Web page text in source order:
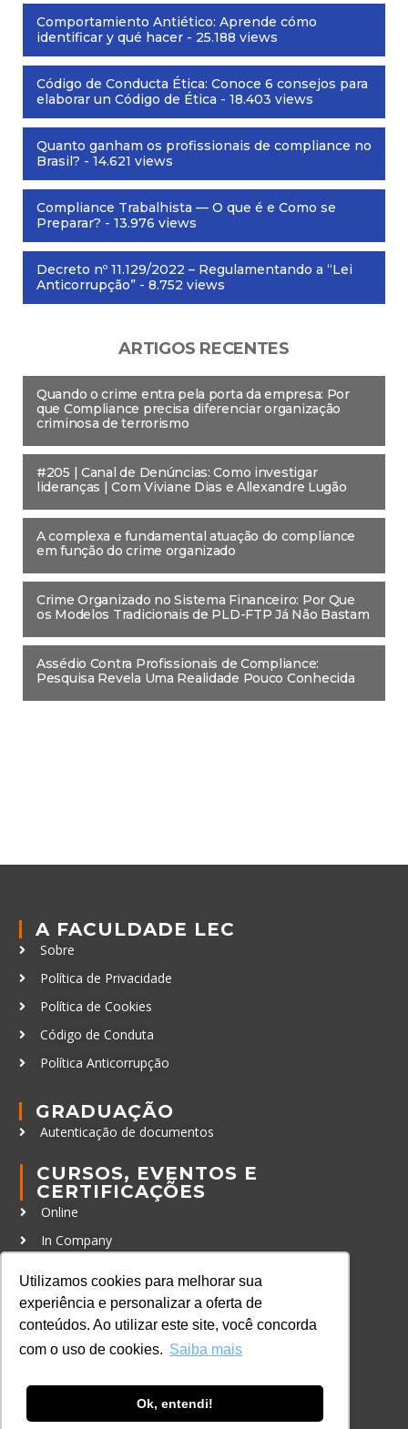
Utilizamos cookies para melhorar sua
experiência e personalizar a oferta de
conteúdos. Ao utilizar este site, você concorda
com o uso de cookies. Saiba mais
Ok, entendi!
Comportamiento Antiético: Aprende cómo
identificar y qué hacer - 25.188 views
Código de Conducta Ética: Conoce 6 consejos para
elaborar un Código de Ética - 18.403 views
Quanto ganham os profissionais de compliance no
Brasil? - 14.621 views
Compliance Trabalhista — O que é e Como se
Preparar? - 13.976 views
Decreto nº 11.129/2022 – Regulamentando a “Lei
Anticorrupção” - 8.752 views
ARTIGOS RECENTES
Quando o crime entra pela porta da empresa: Por
que Compliance precisa diferenciar organização
criminosa de terrorismo
#205 | Canal de Denúncias: Como investigar
lideranças | Com Viviane Dias e Allexandre Lugão
A complexa e fundamental atuação do compliance
em função do crime organizado
Crime Organizado no Sistema Financeiro: Por Que
os Modelos Tradicionais de PLD-FTP Já Não Bastam
Assédio Contra Profissionais de Compliance:
Pesquisa Revela Uma Realidade Pouco Conhecida
A FACULDADE LEC
Sobre
Política de Privacidade
Política de Cookies
Código de Conduta
Política Anticorrupção
GRADUAÇÃO
Autenticação de documentos
CURSOS, EVENTOS E
CERTIFICAÇÕES
Online
In Company
Certificações
CONTATO
+55 11 3259-2837
+55 11 98924-8322
contato@lec.com.br